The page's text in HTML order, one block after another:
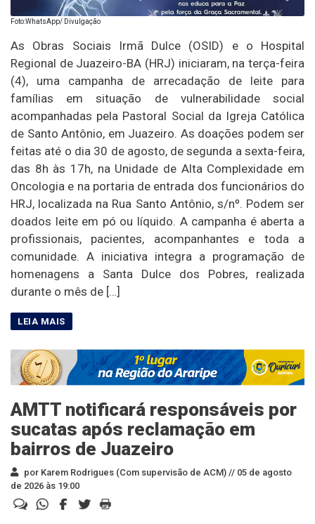
Foto:WhatsApp/ Divulgação
As Obras Sociais Irmã Dulce (OSID) e o Hospital
Regional de Juazeiro-BA (HRJ) iniciaram, na terça-feira
(4), uma campanha de arrecadação de leite para
famílias em situação de vulnerabilidade social
acompanhadas pela Pastoral Social da Igreja Católica
de Santo Antônio, em Juazeiro. As doações podem ser
feitas até o dia 30 de agosto, de segunda a sexta-feira,
das 8h às 17h, na Unidade de Alta Complexidade em
Oncologia e na portaria de entrada dos funcionários do
HRJ, localizada na Rua Santo Antônio, s/nº. Podem ser
doados leite em pó ou líquido. A campanha é aberta a
profissionais, pacientes, acompanhantes e toda a
comunidade. A iniciativa integra a programação de
homenagens a Santa Dulce dos Pobres, realizada
durante o mês de […]
AMTT notificará responsáveis por
sucatas após reclamação em
bairros de Juazeiro
por Karem Rodrigues (Com supervisão de ACM) // 05 de agosto
de 2026 às 19:00